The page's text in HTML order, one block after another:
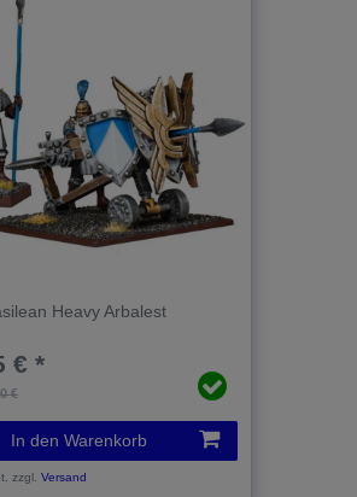
Heavy Arbalest
€
€ *
In den Warenkorb
zzgl.Versand